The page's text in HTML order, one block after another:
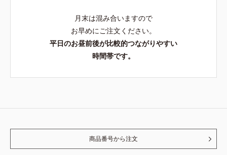
月末は混み合いますので
お早めにご注文ください。
平日のお昼前後が比較的つながりやすい
時間帯です。
商品番号から注文